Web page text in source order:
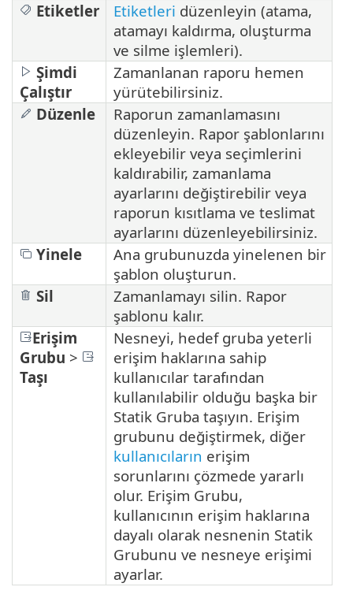
Etiketler Etiketleri düzenleyin (atama,
atamayı kaldırma, oluşturma
ve silme işlemleri).
Şimdi
Çalıştır
Zamanlanan raporu hemen
yürütebilirsiniz.
Düzenle
Raporun zamanlamasını
düzenleyin. Rapor şablonlarını
ekleyebilir veya seçimlerini
kaldırabilir, zamanlama
ayarlarını değiştirebilir veya
raporun kısıtlama ve teslimat
ayarlarını düzenleyebilirsiniz.
Yinele
Ana grubunuzda yinelenen bir
şablon oluşturun.
Sil
Zamanlamayı silin. Rapor
şablonu kalır.
Erişim
Grubu >
Taşı
Nesneyi, hedef gruba yeterli
erişim haklarına sahip
kullanıcılar tarafından
kullanılabilir olduğu başka bir
Statik Gruba taşıyın. Erişim
grubunu değiştirmek, diğer
kullanıcıların erişim
sorunlarını çözmede yararlı
olur. Erişim Grubu,
kullanıcının erişim haklarına
dayalı olarak nesnenin Statik
Grubunu ve nesneye erişimi
ayarlar.